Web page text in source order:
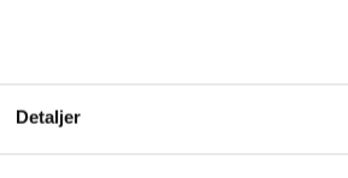
Detaljer
med et tæt mønster af pink
en let og luftig karakter, på trods
og klassiske hjem. Den passer